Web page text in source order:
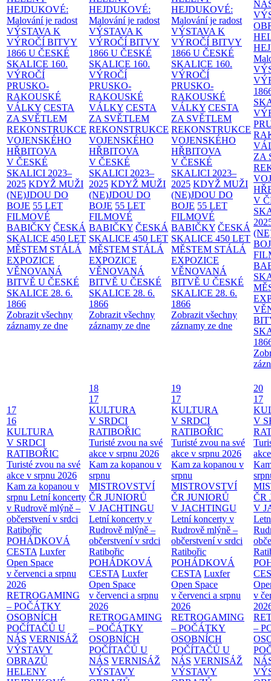
HEJDUKOVÉ:
Malování je radost
VÝSTAVA K
VÝROČÍ BITVY
1866 U ČESKÉ
SKALICE 160.
VÝROČÍ
PRUSKO-
RAKOUSKÉ
VÁLKY CESTA
ZA SVĚTLEM
REKONSTRUKCE
VOJENSKÉHO
HŘBITOVA
V ČESKÉ
SKALICI 2023–
2025 KDYŽ MUŽI
(NE)JDOU DO
BOJE 55 LET
FILMOVÉ
BABIČKY ČESKÁ
SKALICE 450 LET
MĚSTEM STÁLÁ
EXPOZICE
VĚNOVANÁ
BITVĚ U ČESKÉ
SKALICE 28. 6.
1866
Zobrazit všechny
záznamy ze dne
HEJDUKOVÉ:
Malování je radost
VÝSTAVA K
VÝROČÍ BITVY
1866 U ČESKÉ
SKALICE 160.
VÝROČÍ
PRUSKO-
RAKOUSKÉ
VÁLKY CESTA
ZA SVĚTLEM
REKONSTRUKCE
VOJENSKÉHO
HŘBITOVA
V ČESKÉ
SKALICI 2023–
2025 KDYŽ MUŽI
(NE)JDOU DO
BOJE 55 LET
FILMOVÉ
BABIČKY ČESKÁ
SKALICE 450 LET
MĚSTEM STÁLÁ
EXPOZICE
VĚNOVANÁ
BITVĚ U ČESKÉ
SKALICE 28. 6.
1866
Zobrazit všechny
záznamy ze dne
HEJDUKOVÉ:
Malování je radost
VÝSTAVA K
VÝROČÍ BITVY
1866 U ČESKÉ
SKALICE 160.
VÝROČÍ
PRUSKO-
RAKOUSKÉ
VÁLKY CESTA
ZA SVĚTLEM
REKONSTRUKCE
VOJENSKÉHO
HŘBITOVA
V ČESKÉ
SKALICI 2023–
2025 KDYŽ MUŽI
(NE)JDOU DO
BOJE 55 LET
FILMOVÉ
BABIČKY ČESKÁ
SKALICE 450 LET
MĚSTEM STÁLÁ
EXPOZICE
VĚNOVANÁ
BITVĚ U ČESKÉ
SKALICE 28. 6.
1866
Zobrazit všechny
záznamy ze dne
ZA
V
17
16
KULTURA
V SRDCI
RATIBOŘIC
Turisté zvou na své
akce v srpnu 2026
Kam za kopanou v
srpnu Letní koncerty
v Rudrově mlýně –
občerstvení v srdci
Ratibořic
POHÁDKOVÁ
CESTA Luxfer
Open Space
v červenci a srpnu
2026
RETROGAMING
– POČÁTKY
OSOBNÍCH
POČÍTAČŮ U
NÁS VERNISÁŽ
VÝSTAVY
OBRAZŮ
HELENY
18
17
KULTURA
V SRDCI
RATIBOŘIC
Turisté zvou na své
akce v srpnu 2026
Kam za kopanou v
srpnu
MISTROVSTVÍ
ČR JUNIORŮ
V JACHTINGU
Letní koncerty v
Rudrově mlýně –
občerstvení v srdci
Ratibořic
POHÁDKOVÁ
CESTA Luxfer
Open Space
v červenci a srpnu
2026
RETROGAMING
– POČÁTKY
OSOBNÍCH
POČÍTAČŮ U
NÁS VERNISÁŽ
VÝSTAVY
19
17
KULTURA
V SRDCI
RATIBOŘIC
Turisté zvou na své
akce v srpnu 2026
Kam za kopanou v
srpnu
MISTROVSTVÍ
ČR JUNIORŮ
V JACHTINGU
Letní koncerty v
Rudrově mlýně –
občerstvení v srdci
Ratibořic
POHÁDKOVÁ
CESTA Luxfer
Open Space
v červenci a srpnu
2026
RETROGAMING
– POČÁTKY
OSOBNÍCH
POČÍTAČŮ U
NÁS VERNISÁŽ
VÝSTAVY
20
17
V
ČR
V
v
–